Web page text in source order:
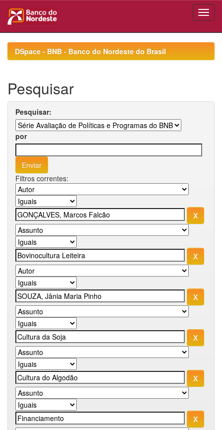
navigationDSpace - BNB - Banco do Nordeste do Brasil
Pesquisar
Pesquisar:
por
Filtros correntes: